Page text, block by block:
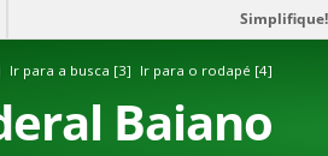
Simplifique!
Ir para a busca [3] Ir para o rodapé [4]
Baiano